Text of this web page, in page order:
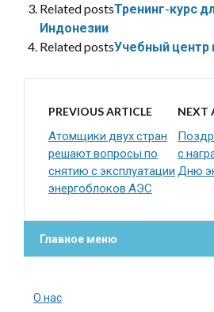
Related postsТренинг-курс
Индонезии
Related postsУчебный центр
PREVIOUS ARTICLE
Атомщики двух стран
решают вопросы по
снятию с эксплуатации
энергоблоков АЭС
NEXT
с
Дню
Главное меню
О нас